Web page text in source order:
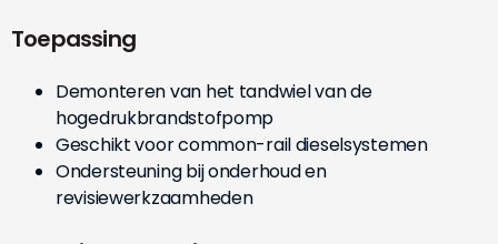
Toepassing
Demonteren van het tandwiel van de
hogedrukbrandstofpomp
Geschikt voor common-rail dieselsystemen
Ondersteuning bij onderhoud en
revisiewerkzaamheden